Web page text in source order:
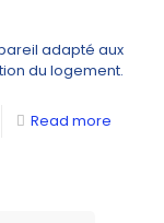
adapté aux
du logement.
Read more